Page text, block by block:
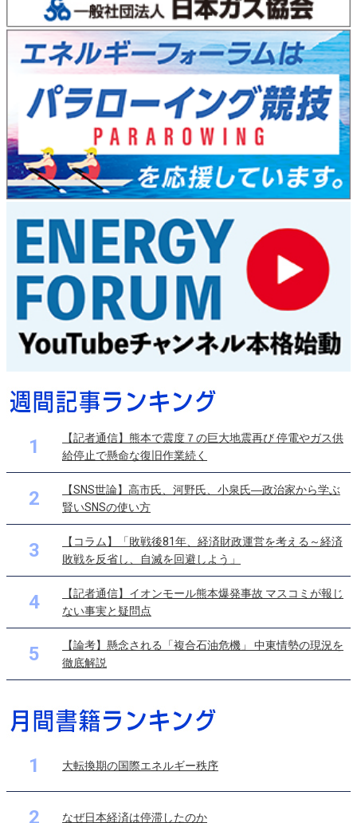
1
【記者通信】熊本で震度７の巨大地震再び 停電やガス供
給停止で懸命な復旧作業続く
2
【SNS世論】高市氏、河野氏、小泉氏―政治家から学ぶ
賢いSNSの使い方
3
【コラム】「敗戦後81年、経済財政運営を考える～経済
敗戦を反省し、自滅を回避しよう」
4
【記者通信】イオンモール熊本爆発事故 マスコミが報じ
ない事実と疑問点
5
【論考】懸念される「複合石油危機」 中東情勢の現況を
徹底解説
1 大転換期の国際エネルギー秩序
2 なぜ日本経済は停滞したのか